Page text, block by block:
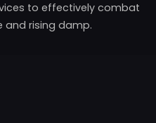
to effectively combat
and rising damp.